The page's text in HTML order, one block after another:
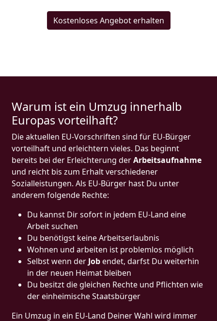
Kostenloses Angebot erhalten
Warum ist ein Umzug innerhalb
Europas vorteilhaft?
Die aktuellen EU-Vorschriften sind für EU-Bürger
vorteilhaft und erleichtern vieles. Das beginnt
bereits bei der Erleichterung derArbeitsaufnahme
und reicht bis zum Erhalt verschiedener
Sozialleistungen. Als EU-Bürger hast Du unter
anderem folgende Rechte:
Du kannst Dir sofort in jedem EU-Land eine
Arbeit suchen
Du benötigst keine Arbeitserlaubnis
Wohnen und arbeiten ist problemlos möglich
Selbst wenn der Jobendet, darfst Du weiterhin
in der neuen Heimat bleiben
Du besitzt die gleichen Rechte und Pflichten wie
der einheimische Staatsbürger
Ein Umzug in ein EU-Land Deiner Wahl wird immer